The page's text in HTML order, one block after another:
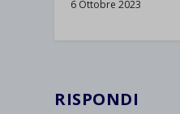
6 Ottobre 2023
RISPONDI